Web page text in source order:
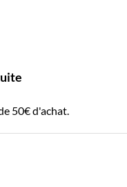
50€ d'achat.